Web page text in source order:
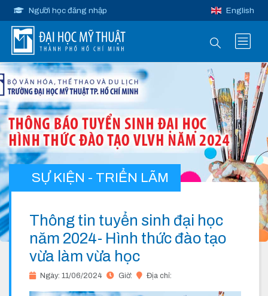
Người học đăng nhập English
SỰ KIỆN - TRIỂN LÃM
Thông tin tuyển sinh đại học
năm 2024- Hình thức đào tạo
vừa làm vừa học
Ngày: 11/06/2024 Giờ: Địa chỉ: